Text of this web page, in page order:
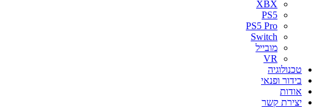
XBX
PS5
PS5 Pro
Switch
מובייל
VR
טכנולוגיה
בידור ופנאי
אודות
יצירת קשר